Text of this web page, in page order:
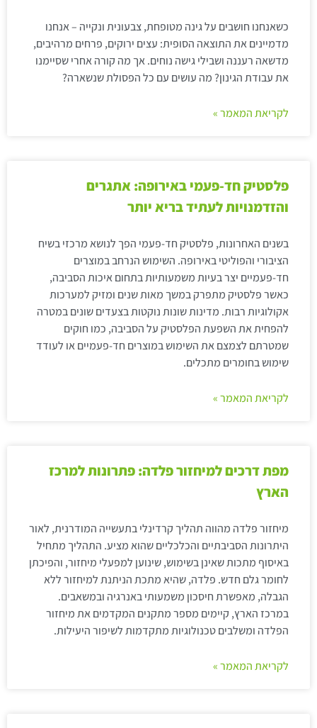
כשאנחנו חושבים על גינה מטופחת, צבעונית ונקייה – אנחנו
מדמיינים את התוצאה הסופית: עצים ירוקים, פרחים מרהיבים,
מדשאה רעננה ושבילי גישה נוחים. אך מה קורה אחרי שסיימנו
את עבודת הגינון? מה עושים עם כל הפסולת שנשארה?
לקריאת המאמר »
פלסטיק חד-פעמי באירופה: אתגרים
והזדמנויות לעתיד בריא יותר
בשנים האחרונות, פלסטיק חד-פעמי הפך לנושא מרכזי בשיח
הציבורי והפוליטי באירופה. השימוש הנרחב במוצרים
חד-פעמיים יצר בעיות משמעותיות בתחום איכות הסביבה,
כאשר פלסטיק מתפרק במשך מאות שנים ומזיק למערכות
אקולוגיות רבות. מדינות שונות נוקטות בצעדים שונים במטרה
להפחית את השפעת הפלסטיק על הסביבה, כמו חוקים
שמטרתם לצמצם את השימוש במוצרים חד-פעמיים או לעודד
שימוש בחומרים מתכלים.
לקריאת המאמר »
מפת דרכים למיחזור פלדה: פתרונות למרכז
הארץ
מיחזור פלדה מהווה תהליך קרדינלי בתעשייה המודרנית, לאור
היתרונות הסביבתיים והכלכליים שהוא מציע. התהליך מתחיל
באיסוף מתכות שאינן בשימוש, שינוען למפעלי מיחזור, והפיכתן
לחומר גלם חדש. פלדה, שהיא מתכת הניתנת למיחזור ללא
הגבלה, מאפשרת חיסכון משמעותי באנרגיה ובמשאבים.
במרכז הארץ, קיימים מספר מתקנים המקדמים את מיחזור
הפלדה ומשלבים טכנולוגיות מתקדמות לשיפור היעילות.
לקריאת המאמר »